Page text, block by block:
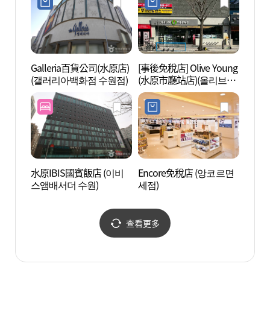
Galleria百貨公司(水原店)
(갤러리아백화점 수원점)
[事後免稅店] Olive Young
(水原市廳站店)(올리브영
수원시청역점)
水原IBIS國賓飯店 (이비
스앰배서더 수원)
Encore免稅店 (앙코르면
세점)
查看更多